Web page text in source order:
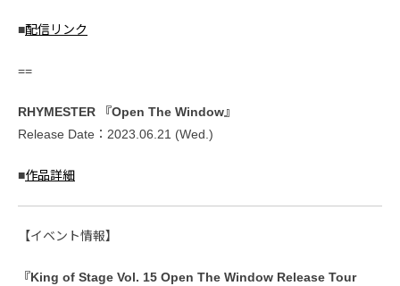
■配信リンク
==
RHYMESTER 『Open The Window』
Release Date：2023.06.21 (Wed.)
■作品詳細
【イベント情報】
『King of Stage Vol. 15 Open The Window Release Tour